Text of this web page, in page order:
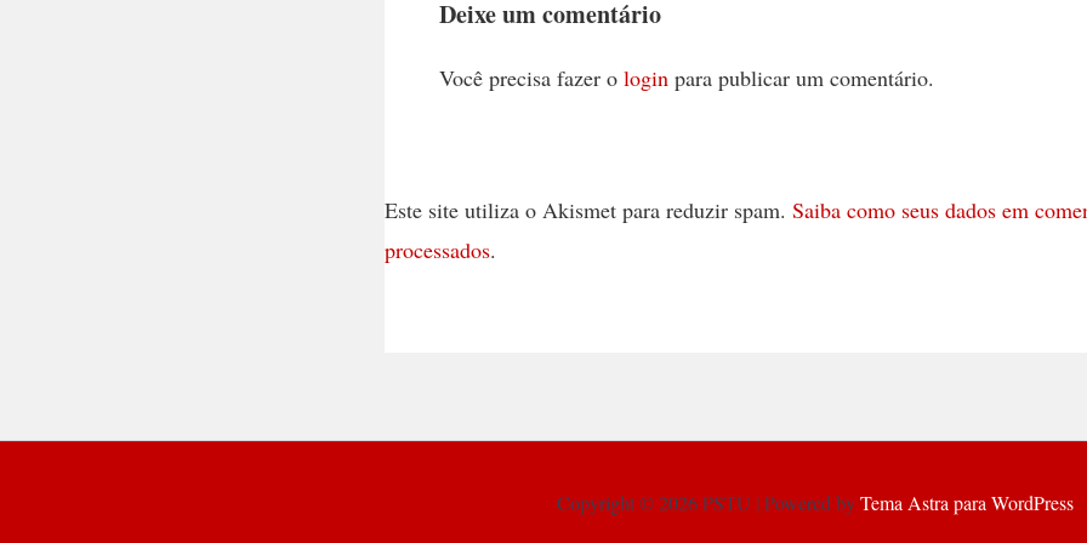
Deixe um comentário
Você precisa fazer o login para publicar um comentário.
Este site utiliza o Akismet para reduzir spam. Saiba como seus dados em
processados.
Copyright © 2026 PSTU | Powered byTema Astra para WordPress